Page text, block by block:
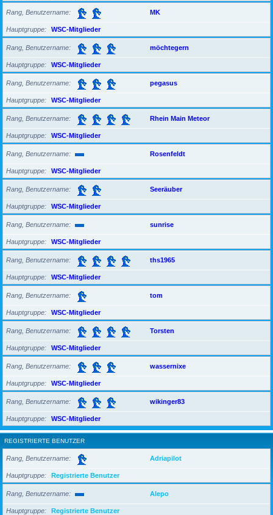
Rang, Benutzername MK
Hauptgruppe WSC-Mitglieder
Rang, Benutzername möchtegern
Hauptgruppe WSC-Mitglieder
Rang, Benutzername pegasus
Hauptgruppe WSC-Mitglieder
Rang, Benutzername Rhein Main Meteor
Hauptgruppe WSC-Mitglieder
Rang, Benutzername Rosenfeldt
Hauptgruppe WSC-Mitglieder
Rang, Benutzername Seeräuber
Hauptgruppe WSC-Mitglieder
Rang, Benutzername sunrise
Hauptgruppe WSC-Mitglieder
Rang, Benutzername ths1965
Hauptgruppe WSC-Mitglieder
Rang, Benutzername tom
Hauptgruppe WSC-Mitglieder
Rang, Benutzername Torsten
Hauptgruppe WSC-Mitglieder
Rang, Benutzername wassernixe
Hauptgruppe WSC-Mitglieder
Rang, Benutzername wikinger83
Hauptgruppe WSC-Mitglieder
REGISTRIERTE BENUTZER
Rang, Benutzername Adriapilot
Hauptgruppe Registrierte Benutzer
Rang, Benutzername Alepo
Hauptgruppe Registrierte Benutzer